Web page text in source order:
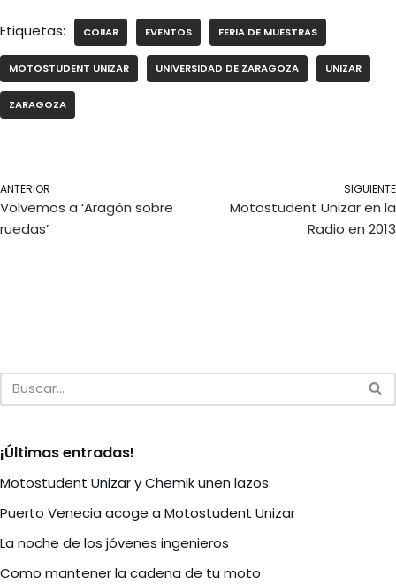
Etiquetas: COIIAR EVENTOS FERIA DE MUESTRAS
MOTOSTUDENT UNIZAR UNIVERSIDAD DE ZARAGOZA UNIZAR
ZARAGOZA
ANTERIOR
Volvemos a ‘Aragón sobre
ruedas’
SIGUIENTE
Motostudent Unizar en la
Radio en 2013
¡Últimas entradas!
Motostudent Unizar y Chemik unen lazos
Puerto Venecia acoge a Motostudent Unizar
La noche de los jóvenes ingenieros
Como mantener la cadena de tu moto